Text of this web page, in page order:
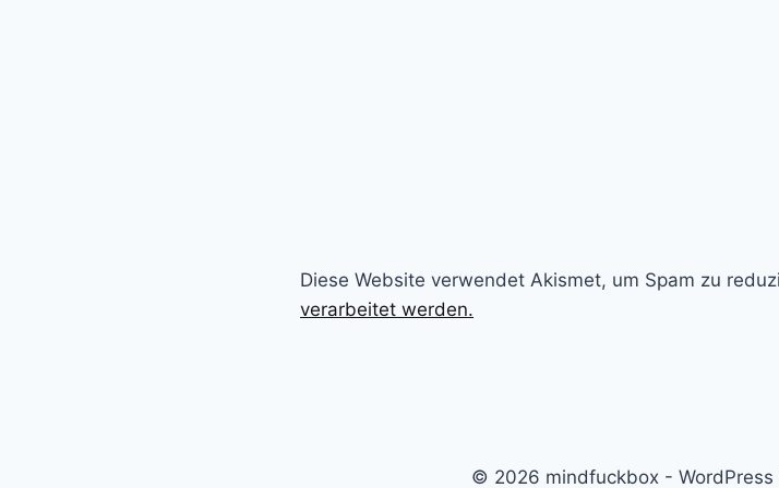
Diese Website verwendet Akismet, um Spam zu
verarbeitet werden.
© 2026 mindfuckbox - WordPress